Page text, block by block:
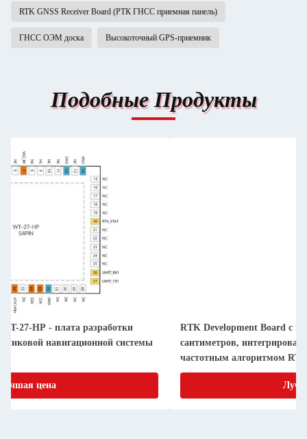
RTK GNSS Receiver Board (РТК ГНСС приемная панель)
ГНСС ОЭМ доска Высокоточный GPS-приемник
Подобные Продукты
RTK Development Board с позиционированием на уровне
сантиметров, интегрированным 4G-модулем и двойным
частотным алгоритмом RTK для высокоточных
приложений GNSS